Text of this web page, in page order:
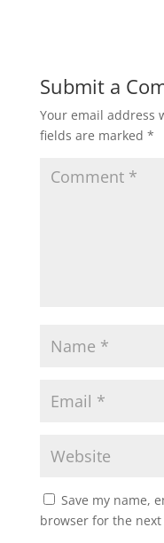
Submit a
Your email address
fields are marked *
Save my name,
browser for the